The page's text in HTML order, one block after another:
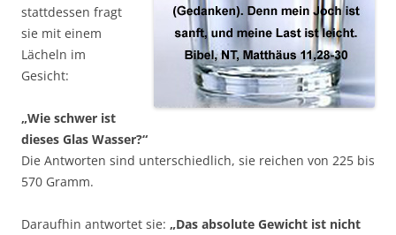
stattdessen fragt
sie mit einem
Lächeln im
Gesicht:
„Wie schwer ist
dieses Glas Wasser?“
Die Antworten sind unterschiedlich, sie reichen von 225 bis
570 Gramm.
Daraufhin antwortet sie: „Das absolute Gewicht ist nicht